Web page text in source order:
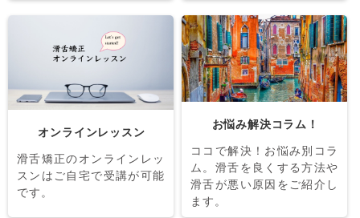
オンラインレッスン
滑舌矯正のオンラインレッ
スンはご自宅で受講が可能
です。
お悩み解決コラム！
ココで解決！お悩み別コラ
ム。滑舌を良くする方法や
滑舌が悪い原因をご紹介し
ます。